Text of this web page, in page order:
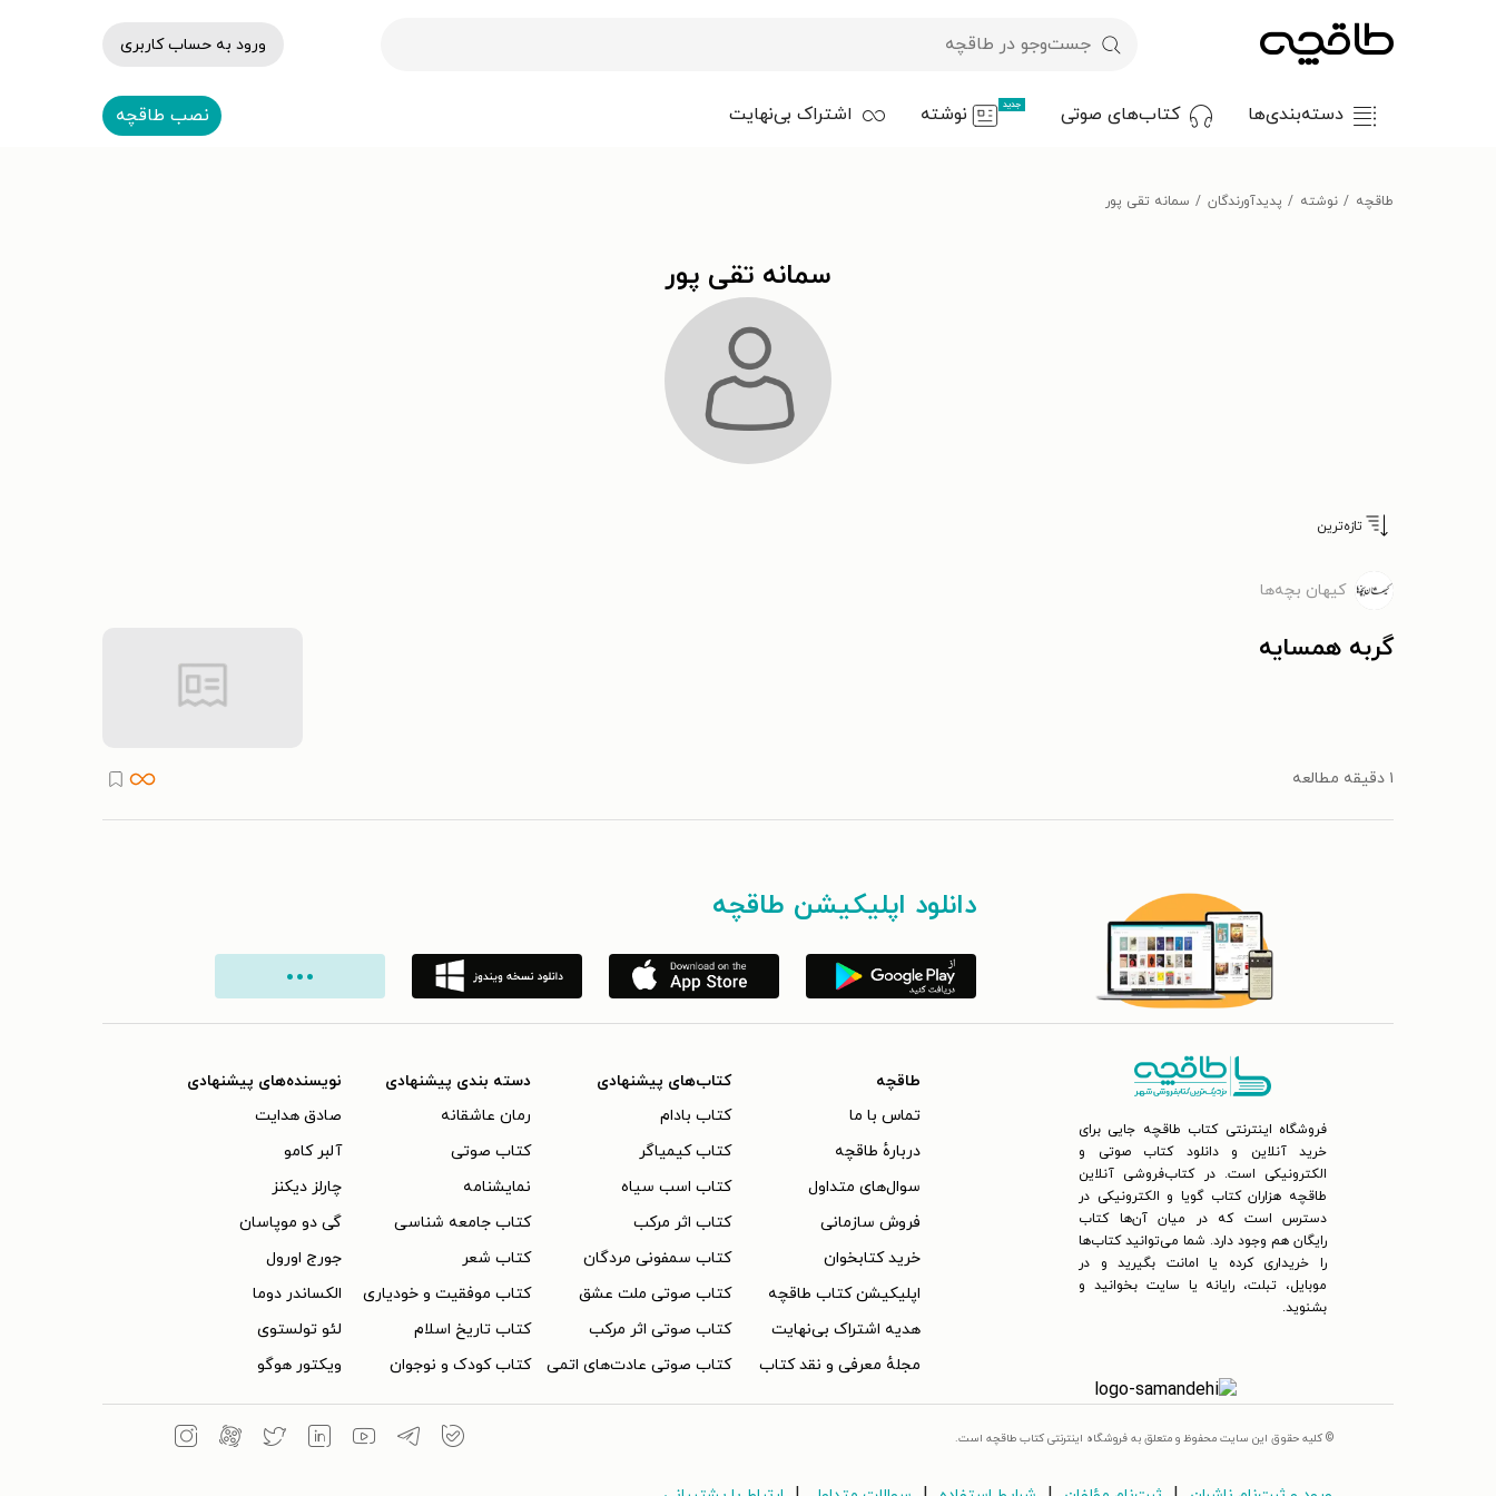
ورود به حساب کاربری
دسته‌بندی‌ها کتاب‌های صوتی جدید نوشته اشتراک بی‌نهایت نصب طاقچه
طاقچه نوشته پدیدآورندگان سمانه تقی پور
سمانه تقی پور
تازه‌ترین
کیهان بچه‌ها
گربه همسایه
۱ دقیقه مطالعه
دانلود اپلیکیشن طاقچه
فروشگاه اینترنتی کتاب طاقچه جایی برای
خرید آنلاین و دانلود کتاب صوتی و
الکترونیکی است. در کتاب‌فروشی آنلاین
طاقچه هزاران کتاب گویا و الکترونیکی در
دسترس است که در میان آن‌ها کتاب
رایگان هم وجود دارد. شما می‌توانید کتاب‌ها
را خریداری کرده یا امانت بگیرید و در
موبایل، تبلت، رایانه یا سایت بخوانید و
بشنوید.
طاقچه
تماس با ما
دربارهٔ طاقچه
سوال‌های متداول
فروش سازمانی
خرید کتابخوان
اپلیکیشن کتاب طاقچه
هدیه اشتراک بی‌نهایت
مجلهٔ معرفی و نقد کتاب
کتاب‌های پیشنهادی
کتاب بادام
کتاب کیمیاگر
کتاب اسب سیاه
کتاب اثر مرکب
کتاب سمفونی مردگان
کتاب صوتی ملت عشق
کتاب صوتی اثر مرکب
کتاب صوتی عادت‌های اتمی
دسته بندی پیشنهادی
رمان عاشقانه
کتاب‌ صوتی
نمایشنامه
کتاب جامعه شناسی
کتاب شعر
کتاب موفقیت و خودیاری
کتاب تاریخ اسلام
کتاب کودک و نوجوان
نویسنده‌های پیشنهادی
صادق هدایت
آلبر کامو
چارلز دیکنز
گی دو موپاسان
جورج اورول
الکساندر دوما
لئو تولستوی
ویکتور هوگو
© کلیه حقوق این سایت محفوظ و متعلق به فروشگاه اینترنتی کتاب طاقچه است.